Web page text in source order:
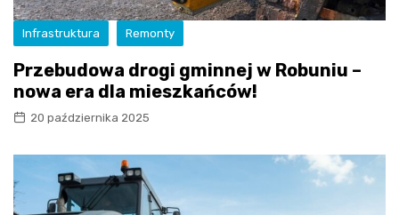
Infrastruktura Remonty
Przebudowa drogi gminnej w Robuniu –
nowa era dla mieszkańców!
20 października 2025